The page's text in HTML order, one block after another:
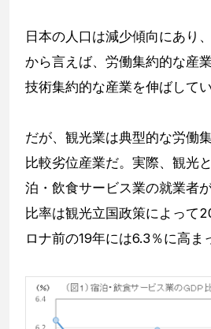
日本の人口は減少傾向にあり
から言えば、労働集約的な産
技術集約的な産業を伸ばしてい
だが、観光業は典型的な労働
比較劣位産業だ。実際、観光
泊・飲食サービス業の就業者
比率は観光立国政策によって
ロナ前の19年には6.3％に高ま